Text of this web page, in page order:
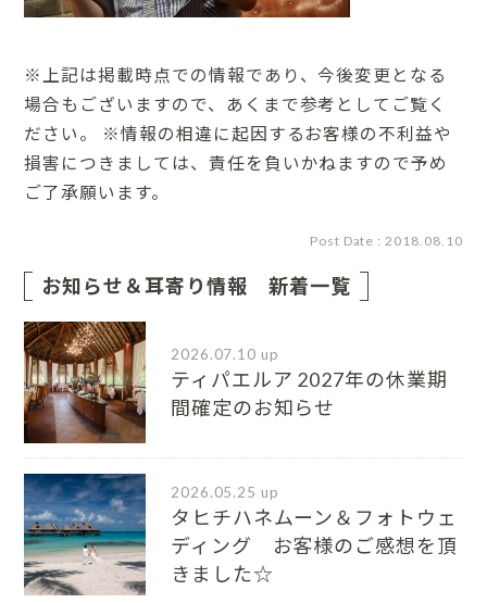
※上記は掲載時点での情報であり、今後変更となる
場合もございますので、あくまで参考としてご覧く
ださい。 ※情報の相違に起因するお客様の不利益や
損害につきましては、責任を負いかねますので予め
ご了承願います。
Post Date : 2018.08.10
お知らせ＆耳寄り情報 新着一覧
2026.07.10 up
ティパエルア 2027年の休業期
間確定のお知らせ
2026.05.25 up
タヒチハネムーン＆フォトウェ
ディング お客様のご感想を頂
きました☆